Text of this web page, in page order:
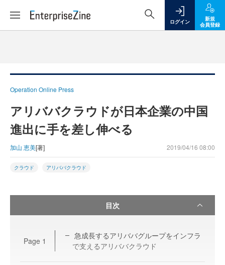
ログイン
新規
会員登録
Operation Online Press
アリババクラウドが日本企業の中国
進出に手を差し伸べる
加山 恵美[著] 2019/04/16 08:00
クラウド アリババクラウド
目次
Page 1
急成長するアリババグループをインフラ
で支えるアリババクラウド